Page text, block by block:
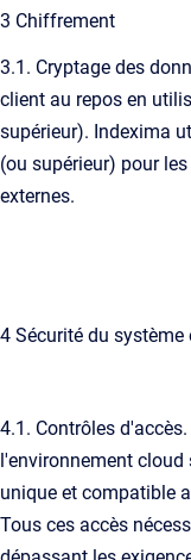
3 Chiffrement
3.1. Cryptage des
client au repos en
supérieur). Indexima
(ou supérieur) pour
externes.
4 Sécurité du système
4.1. Contrôles
l'environnement
unique et compatible
Tous ces accès